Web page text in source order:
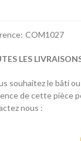
COM1027
LES
souhaitez le bâti
de cette pièce
nous :